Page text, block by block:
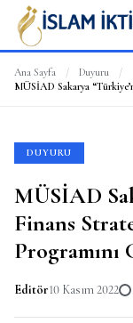
Ana Sayfa / Duyuru
/
DUYURU
MÜSİAD
Finans
Editör10 Kasım 2022